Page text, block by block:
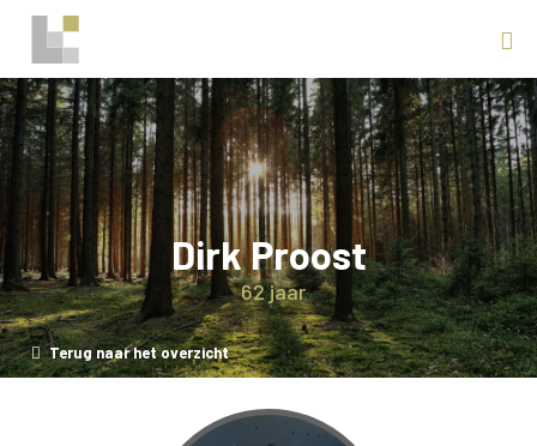
Dirk Proost
62 jaar
Terug naar het overzicht